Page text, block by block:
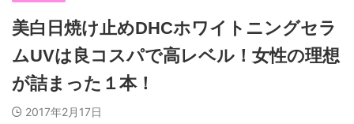
美白日焼け止めDHCホワイトニングセラ
ムUVは良コスパで高レベル！女性の理想
が詰まった１本！
2017年2月17日